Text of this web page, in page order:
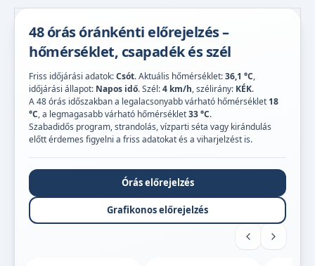
48 órás óránkénti előrejelzés –
hőmérséklet, csapadék és szél
Friss időjárási adatok:Csót. Aktuális hőmérséklet:36,1 °C,
időjárási állapot: Napos idő. Szél:4 km/h, szélirány: KÉK.
A 48 órás időszakban a legalacsonyabb várható hőmérséklet 18
°C, a legmagasabb várható hőmérséklet33 °C.
Szabadidős program, strandolás, vízparti séta vagy kirándulás
előtt érdemes figyelni a friss adatokat és a viharjelzést is.
Órás előrejelzés
Grafikonos előrejelzés